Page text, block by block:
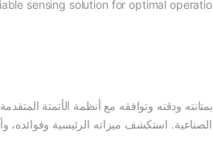
sensing solution for optimal
الدقة، يتميز بمتانته ودقته وتوافقه مع أنظمة